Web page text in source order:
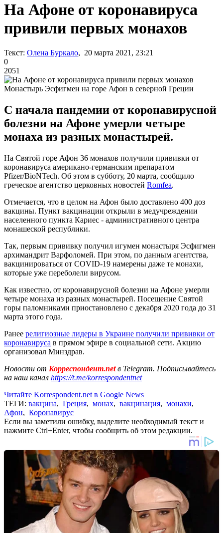
На Афоне от коронавируса
привили первых монахов
Текст: Олена Буркало, 20 марта 2021, 23:21
0
2051
Монастырь Эсфигмен на горе Афон в северной Греции
С начала пандемии от коронавирусной
болезни на Афоне умерли четыре
монаха из разных монастырей.
На Святой горе Афон 36 монахов получили прививки от
коронавируса американо-германским препаратом
Pfizer/BioNTech. Об этом в субботу, 20 марта, сообщило
греческое агентство церковных новостей Romfea.
Отмечается, что в целом на Афон было доставлено 400 доз
вакцины. Пункт вакцинации открыли в медучреждении
населенного пункта Кариес - административного центра
монашеской республики.
Так, первым прививку получил игумен монастыря Эсфигмен
архимандрит Варфоломей. При этом, по данным агентства,
вакцинироваться от COVID-19 намерены даже те монахи,
которые уже переболели вирусом.
Как известно, от коронавирусной болезни на Афоне умерли
четыре монаха из разных монастырей. Посещение Святой
горы паломниками приостановлено с декабря 2020 года до 31
марта этого года.
Ранее религиозные лидеры в Украине получили прививки от
коронавируса в прямом эфире в социальной сети. Акцию
организовал Минздрав.
Новости от Корреспондент.netв Telegram. Подписывайтесь
на наш канал https://t.me/korrespondentnet
Читайте Korrespondent.net в Google News
ТЕГИ: вакцина, Греция, монах, вакцинация, монахи,
Афон, Коронавирус
Если вы заметили ошибку, выделите необходимый текст и
нажмите Ctrl+Enter, чтобы сообщить об этом редакции.